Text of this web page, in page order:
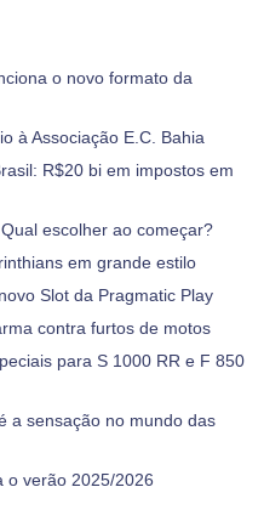
o novo formato da
à Associação E.C. Bahia
R$20 bi em impostos em
escolher ao começar?
em grande estilo
Slot da Pragmatic Play
contra furtos de motos
para S 1000 RR e F 850
a sensação no mundo das
o verão 2025/2026